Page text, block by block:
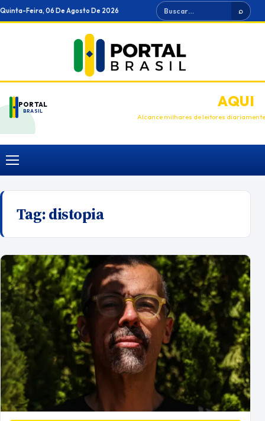
Ir
para
Quinta-Feira, 06 De Agosto De 2026 Buscar ⌕
PORTAL
BRASIL
ANUNCIEAQUI
Alcance milhares de leitores diariamente
Menu
Tag:distopia